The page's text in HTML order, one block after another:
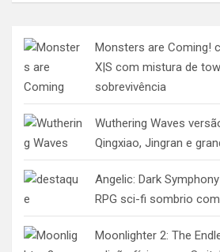
Monsters are Coming!
X|S com mistura de
sobrevivência
Wuthering Waves
Qingxiao, Jingran e
Angelic: Dark
RPG sci-fi sombrio
Moonlighter 2: The